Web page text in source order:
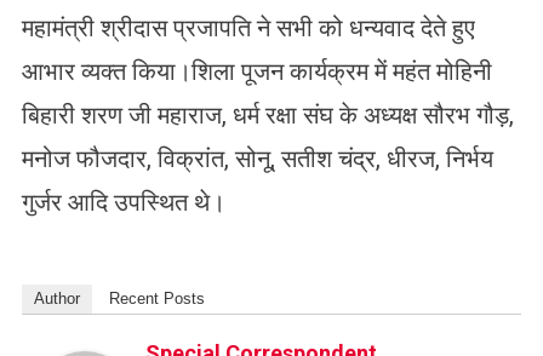
महामंत्री श्रीदास प्रजापति ने सभी को धन्यवाद देते हुए
आभार व्यक्त किया।शिला पूजन कार्यक्रम में महंत मोहिनी
बिहारी शरण जी महाराज, धर्म रक्षा संघ के अध्यक्ष सौरभ गौड़,
मनोज फौजदार, विक्रांत, सोनू, सतीश चंद्र, धीरज, निर्भय
गुर्जर आदि उपस्थित थे।
Author Recent Posts